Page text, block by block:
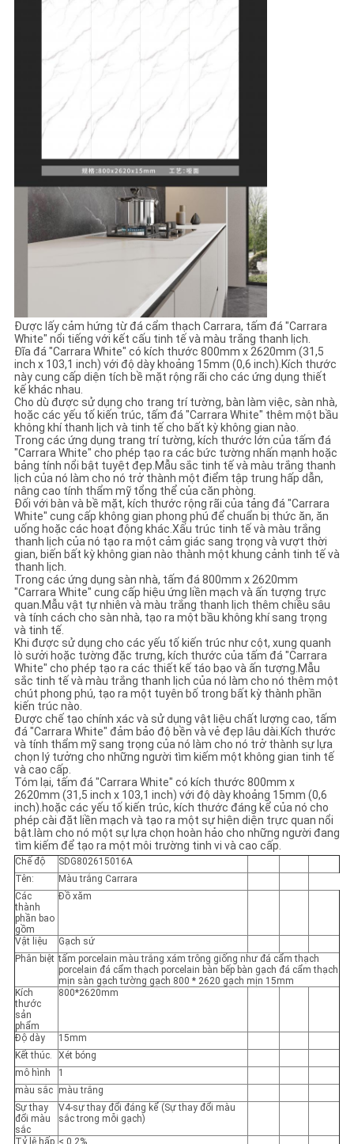
CHÍNH
BẢO
Được lấy cảm hứng từ đá cẩm thạch Carrara, tấm đá "Carrara
White" nổi tiếng với kết cấu tinh tế và màu trắng thanh lịch.
Đĩa đá "Carrara White" có kích thước 800mm x 2620mm (31,5
inch x 103,1 inch) với độ dày khoảng 15mm (0,6 inch).Kích thước
này cung cấp diện tích bề mặt rộng rãi cho các ứng dụng thiết
kế khác nhau.
Cho dù được sử dụng cho trang trí tường, bàn làm việc, sàn nhà,
hoặc các yếu tố kiến trúc, tấm đá "Carrara White" thêm một bầu
không khí thanh lịch và tinh tế cho bất kỳ không gian nào.
Trong các ứng dụng trang trí tường, kích thước lớn của tấm đá
"Carrara White" cho phép tạo ra các bức tường nhấn mạnh hoặc
bảng tính nổi bật tuyệt đẹp.Mẫu sắc tinh tế và màu trắng thanh
lịch của nó làm cho nó trở thành một điểm tập trung hấp dẫn,
nâng cao tính thẩm mỹ tổng thể của căn phòng.
Đối với bàn và bề mặt, kích thước rộng rãi của tảng đá "Carrara
White" cung cấp không gian phong phú để chuẩn bị thức ăn, ăn
uống hoặc các hoạt động khác.Xấu trúc tinh tế và màu trắng
thanh lịch của nó tạo ra một cảm giác sang trọng và vượt thời
gian, biến bất kỳ không gian nào thành một khung cảnh tinh tế và
thanh lịch.
Trong các ứng dụng sàn nhà, tấm đá 800mm x 2620mm
"Carrara White" cung cấp hiệu ứng liền mạch và ấn tượng trực
quan.Mẫu vật tự nhiên và màu trắng thanh lịch thêm chiều sâu
và tính cách cho sàn nhà, tạo ra một bầu không khí sang trọng
và tinh tế.
Khi được sử dụng cho các yếu tố kiến trúc như cột, xung quanh
lò sưởi hoặc tường đặc trưng, kích thước của tấm đá "Carrara
White" cho phép tạo ra các thiết kế táo bạo và ấn tượng.Mẫu
sắc tinh tế và màu trắng thanh lịch của nó làm cho nó thêm một
chút phong phú, tạo ra một tuyên bố trong bất kỳ thành phần
kiến trúc nào.
Được chế tạo chính xác và sử dụng vật liệu chất lượng cao, tấm
đá "Carrara White" đảm bảo độ bền và vẻ đẹp lâu dài.Kích thước
và tính thẩm mỹ sang trọng của nó làm cho nó trở thành sự lựa
chọn lý tưởng cho những người tìm kiếm một không gian tinh tế
và cao cấp.
Tóm lại, tấm đá "Carrara White" có kích thước 800mm x
2620mm (31,5 inch x 103,1 inch) với độ dày khoảng 15mm (0,6
inch).hoặc các yếu tố kiến trúc, kích thước đáng kể của nó cho
phép cài đặt liền mạch và tạo ra một sự hiện diện trực quan nổi
bật.làm cho nó một sự lựa chọn hoàn hảo cho những người đang
tìm kiếm để tạo ra một môi trường tinh vi và cao cấp.
Chế độ
SDG802615016A
Tên:
Màu trắng Carrara
Các
thành
phần bao
gồm
Đồ xăm
Vật liệu
Gạch sứ
Phân biệt tấm porcelain màu trắng xám trông giống như đá cẩm thạch
porcelain đá cẩm thạch porcelain bàn bếp bàn gạch đá cẩm thạch
mịn sàn gạch tường gạch 800 * 2620 gạch mịn 15mm
Kích
thước
sản
phẩm
800*2620mm
Độ dày
15mm
Kết thúc.
Xét bóng
mô hình
1
màu sắc màu trắng
Sự thay
đổi màu
sắc
V4-sự thay đổi đáng kể (Sự thay đổi màu
sắc trong mỗi gạch)